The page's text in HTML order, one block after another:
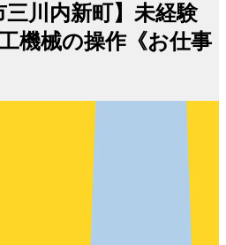
三川内新町】未経験
機械の操作《お仕事